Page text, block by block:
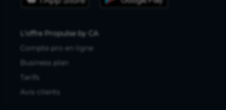
L'offre Propulse by CA
Compte pro en ligne
Business plan
Tarifs
Avis clients